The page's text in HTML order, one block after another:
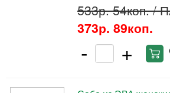
533р. 54коп./
373р. 89коп.
- +